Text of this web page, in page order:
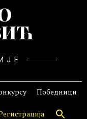
Победници